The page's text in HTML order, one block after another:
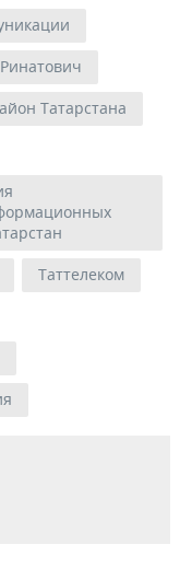
Татарстана
Таттелеком